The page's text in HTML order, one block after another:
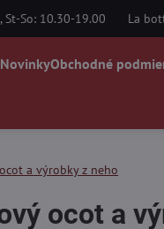
So: 10.30-19.00 La
NovinkyObchodné
a výrobky z neho
ocot a